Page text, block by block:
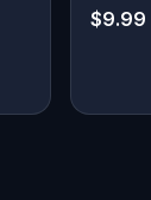
$9.99